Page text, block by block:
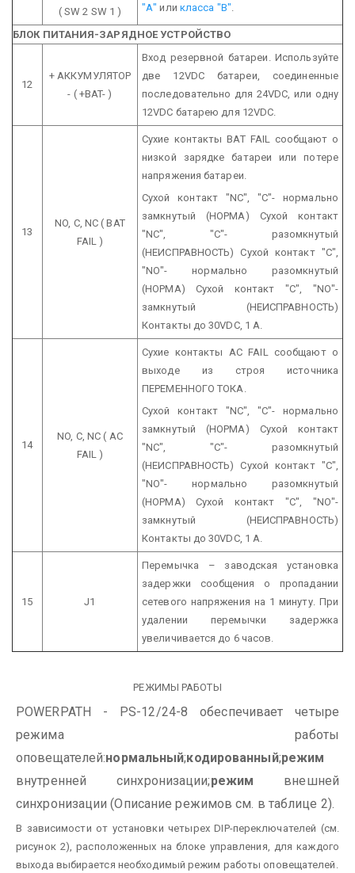
( SW 2 SW 1 )
"А" или класса "B"
БЛОК ПИТАНИЯ-ЗАРЯДНОЕ УСТРОЙСТВО
12
+ АККУМУЛЯТОР
- ( +BAT- )
Вход резервной батареи. Используйте
две 12VDC батареи, соединенные
последовательно для 24VDC, или одну
12VDC батарею для 12VDC.
13
NO, C, NC ( BAT
FAIL )
Сухие контакты BAT FAIL сообщают о
низкой зарядке батареи или потере
напряжения батареи.
Сухой контакт "NC", "C"- нормально
замкнутый (НОРМА) Сухой контакт
"NC", "C"- разомкнутый
(НЕИСПРАВНОСТЬ) Сухой контакт "C",
"NO"- нормально разомкнутый
(НОРМА) Сухой контакт "C", "NO"-
замкнутый (НЕИСПРАВНОСТЬ)
Контакты до 30VDC, 1 А.
14
NO, C, NC ( AC
FAIL )
Сухие контакты AC FAIL сообщают о
выходе из строя источника
ПЕРЕМЕННОГО ТОКА.
Сухой контакт "NC", "C"- нормально
замкнутый (НОРМА) Сухой контакт
"NC", "C"- разомкнутый
(НЕИСПРАВНОСТЬ) Сухой контакт "C",
"NO"- нормально разомкнутый
(НОРМА) Сухой контакт "C", "NO"-
замкнутый (НЕИСПРАВНОСТЬ)
Контакты до 30VDC, 1 А.
15 J1
Перемычка – заводская установка
задержки сообщения о пропадании
сетевого напряжения на 1 минуту. При
удалении перемычки задержка
увеличивается до 6 часов.
РЕЖИМЫ РАБОТЫ
POWERPATH - PS-12/24-8 обеспечивает четыре
режима работы
оповещателей:нормальный;кодированный;режим
внутренней синхронизации;режим внешней
синхронизации (Описание режимов см. в таблице 2).
В зависимости от установки четырех DIP-переключателей (см.
рисунок 2), расположенных на блоке управления, для каждого
выхода выбирается необходимый режим работы оповещателей.